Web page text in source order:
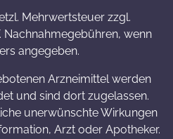
Mehrwertsteuer zzgl.
Nachnahmegebühren, wenn
angegeben.
Arzneimittel werden
und sind dort zugelassen.
unerwünschte Wirkungen
Arzt oder Apotheker.